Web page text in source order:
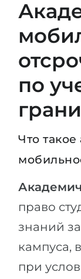
по
Что
право
знаний
кампуса,
при